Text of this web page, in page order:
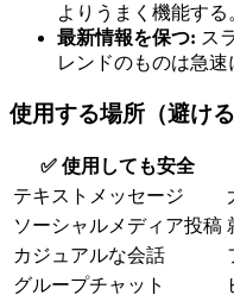
よりうまく機能する
最新情報を保つ: ス
レンドのものは急速
使用する場所（避ける
✅ 使用しても安全
テキストメッセージ
ソーシャルメディア投稿
カジュアルな会話
グループチャット